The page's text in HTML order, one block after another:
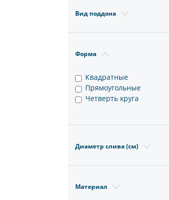
Вид поддона
Форма
Квадратные
Прямоугольные
Четверть круга
Диаметр слива (см)
Материал